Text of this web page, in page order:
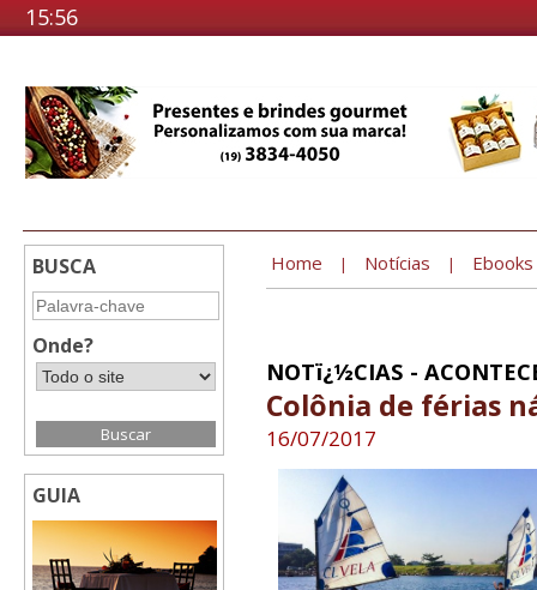
15:56
BUSCA
Onde?
GUIA
Home | Notícias | Ebooks
NOTï¿½CIAS -
Colônia de férias
16/07/2017